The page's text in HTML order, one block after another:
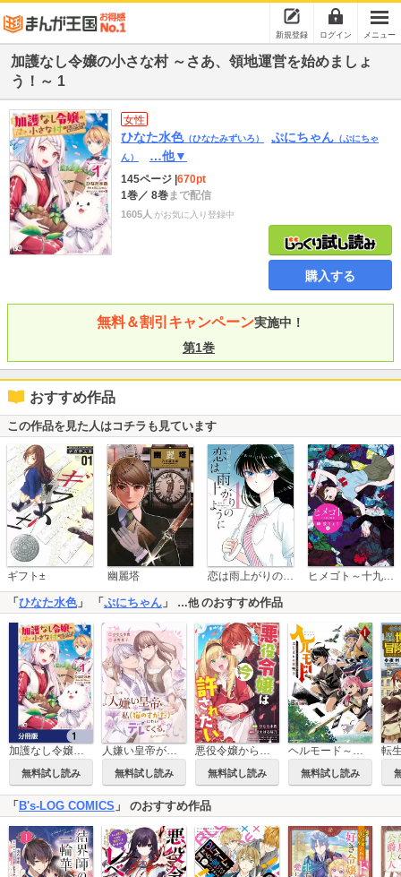
新規登録 ログイン メニュー
加護なし令嬢の小さな村 ～さあ、領地運営を始めましょ
う！～ 1
女性
ひなた水色（ひなたみずいろ） ぷにちゃん （ぷにちゃ
ん）
…他▼
145ページ 670pt
1巻／ 8巻まで配信
1605人 がお気に入り登録中
購入する
無料＆割引キャンペーン実施中！
第1巻
おすすめ作品
この作品を見た人はコチラも見ています
ギフト± 幽麗塔 恋は雨上がりのように ヒメゴト～十九歳の制服～
「 ひなた水色」 「 ぷにちゃん 」 …他のおすすめ作品
加護なし令嬢の小さな村 ～さあ、領地運営を始めましょう！～【分冊版】
無料試し読み
人嫌い皇帝が、私（猫のすがた）にだけデレてくる。
無料試し読み
悪役令嬢からの華麗なる転身！？ 愛されヒロインアンソロジーコミック（３）悪役令嬢は今からでも許されたい
無料試し読み
ヘルモード～やり込み好きのゲーマーは廃設定の異世界で無双する～ はじまりの召喚士
無料試し読み
「 B's-LOG COMICS 」 のおすすめ作品